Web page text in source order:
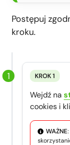
Postępuj
kroku.
KROK 1
Wejdź na
cookies i
WAŻNE